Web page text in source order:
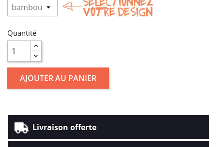
Quantité
AJOUTER AU PANIER
Livraison offerte